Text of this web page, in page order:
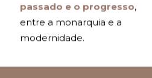
passado e o progresso,
entre a monarquia e a
modernidade.